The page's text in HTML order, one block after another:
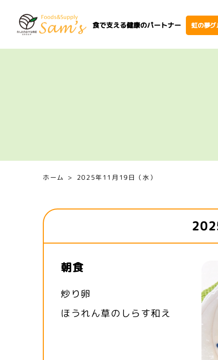
食で支える健康のパートナー 虹の夢グ
ホーム 2025年11月19日（水）
朝食
炒り卵
ほうれん草のしらす和え